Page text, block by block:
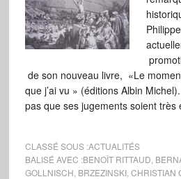
de son nouveau livre, «Le
que j’ai vu » (éditions Albin
pas que ses jugements soient
CLASSÉ SOUS :ACTUALITÉS
BALISÉ AVEC :BENOÎT RITTAUD
GOLLNISCH BRZEZINSKI, CHRISTIAN